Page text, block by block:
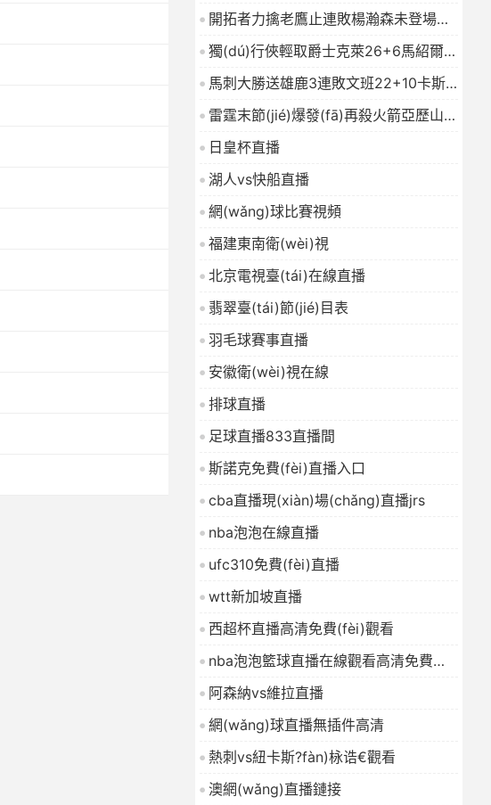
27+7巴特勒32+8穆迪三分9中7
開拓者力擒老鷹止連敗楊瀚森未登場
(chǎng)夏普24+9CJ戰(zhàn)舊主20
分
獨(dú)行俠輕取爵士克萊26+6馬紹爾
22+6+4森薩博27分
2026-01-16
馬刺大勝送雄鹿3連敗文班22+10卡斯?
fàn)?9+10字母哥21+5
2026-01-16
雷霆末節(jié)爆發(fā)再殺火箭亞歷山大
連續(xù)112場(chǎng)20+杜蘭特23中
7
日皇杯直播
湖人vs快船直播
網(wǎng)球比賽視頻
福建東南衛(wèi)視
北京電視臺(tái)在線直播
翡翠臺(tái)節(jié)目表
羽毛球賽事直播
安徽衛(wèi)視在線
排球直播
足球直播833直播間
斯諾克免費(fèi)直播入口
cba直播現(xiàn)場(chǎng)直播jrs
nba泡泡在線直播
ufc310免費(fèi)直播
wtt新加坡直播
西超杯直播高清免費(fèi)觀看
nba泡泡籃球直播在線觀看高清免費
(fèi)
阿森納vs維拉直播
網(wǎng)球直播無插件高清
熱刺vs紐卡斯?fàn)栐诰€觀看
澳網(wǎng)直播鏈接